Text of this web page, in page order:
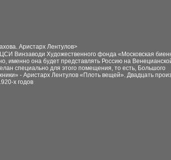
Аристарх Лентулов>
Винзаводи Художественного фонда «Московская
именно она будет представлять Россию на
специально для этого помещения, то есть, Большого
- Аристарх Лентулов «Плоть вещей». Двадцать
х годов